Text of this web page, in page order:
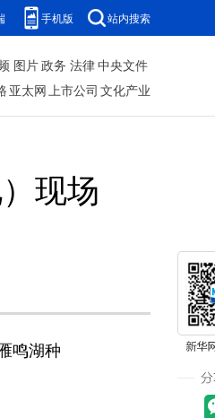
手机版 站内搜索
图片政务 法律中央文件
亚太网上市公司 文化产业
现场
鸣湖种